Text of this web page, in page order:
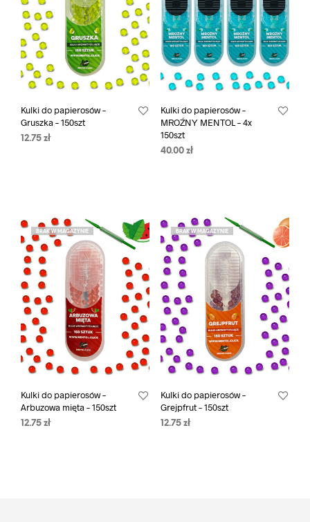
Kulki do papierosów –
Gruszka – 150szt
12.75 zł
Kulki do papierosów –
MROŹNY MENTOL – 4x
150szt
40.00 zł
BRAK W MAGAZYNIE
Kulki do papierosów –
Arbuzowa mięta – 150szt
12.75 zł
BRAK W MAGAZYNIE
Kulki do papierosów –
Grejpfrut – 150szt
12.75 zł